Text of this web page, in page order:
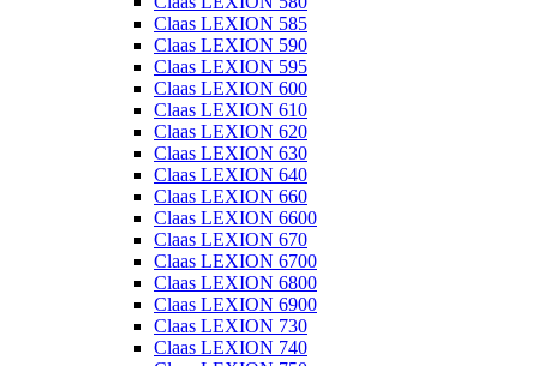
Claas LEXION 585
Claas LEXION 590
Claas LEXION 595
Claas LEXION 600
Claas LEXION 610
Claas LEXION 620
Claas LEXION 630
Claas LEXION 640
Claas LEXION 660
Claas LEXION 6600
Claas LEXION 670
Claas LEXION 6700
Claas LEXION 6800
Claas LEXION 6900
Claas LEXION 730
Claas LEXION 740